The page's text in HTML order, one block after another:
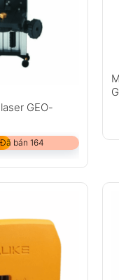
GEO-
Đã bán 164